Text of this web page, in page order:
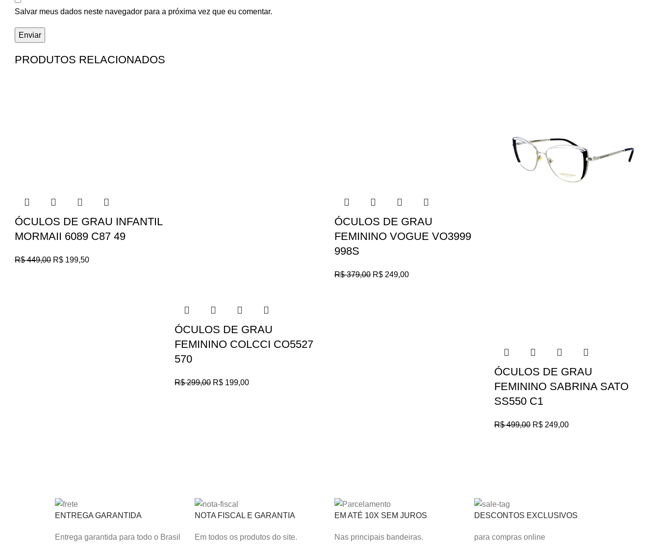
Salvar meus dados neste navegador para a próxima vez que eu comentar.
PRODUTOS RELACIONADOS
ÓCULOS DE GRAU INFANTIL
MORMAII 6089 C87 49
R$449,00 R$ 199,50
ÓCULOS DE GRAU
FEMININO COLCCI CO5527
570
R$299,00 R$ 199,00
ÓCULOS DE GRAU
FEMININO VOGUE VO3999
998S
R$379,00 R$ 249,00
ÓCULOS DE GRAU
FEMININO SABRINA SATO
SS550 C1
R$499,00 R$ 249,00
ENTREGA GARANTIDA
Entrega garantida para todo o Brasil
NOTA FISCAL E GARANTIA
Em todos os produtos do site.
EM ATÉ 10X SEM JUROS
Nas principais bandeiras.
DESCONTOS EXCLUSIVOS
para compras online